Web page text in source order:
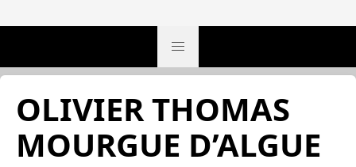
OLIVIER THOMAS
MOURGUE D’ALGUE